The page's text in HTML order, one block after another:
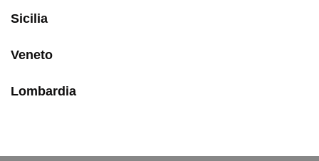
Sicilia
Veneto
Lombardia